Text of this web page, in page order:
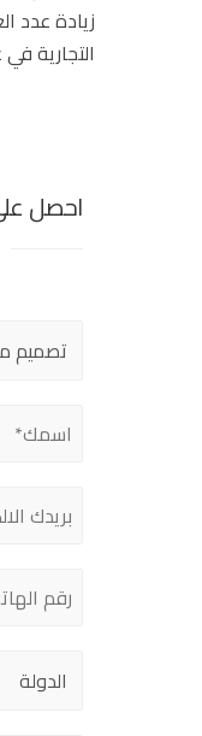
زيادة عدد
التجارية في
احصل